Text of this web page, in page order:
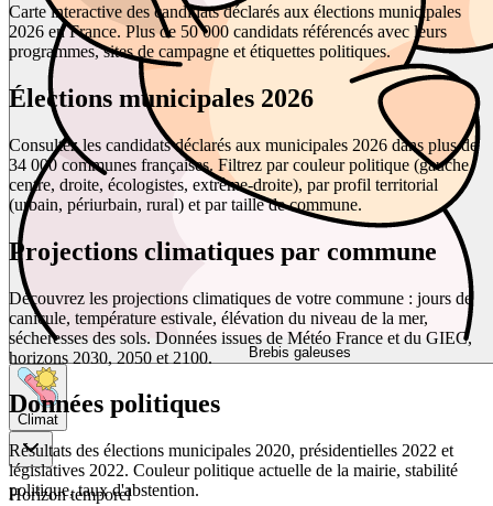
Brebis galeuses
Climat
Horizon temporel
Carte interactive des candidats déclarés aux élections municipales
2026 en France. Plus de 50 000 candidats référencés avec leurs
programmes, sites de campagne et étiquettes politiques.
Élections municipales 2026
Consultez les candidats déclarés aux municipales 2026 dans plus de
34 000 communes françaises. Filtrez par couleur politique (gauche,
centre, droite, écologistes, extrême-droite), par profil territorial
(urbain, périurbain, rural) et par taille de commune.
Projections climatiques par commune
Découvrez les projections climatiques de votre commune : jours de
canicule, température estivale, élévation du niveau de la mer,
sécheresses des sols. Données issues de Météo France et du GIEC,
horizons 2030, 2050 et 2100.
Données politiques
Résultats des élections municipales 2020, présidentielles 2022 et
législatives 2022. Couleur politique actuelle de la mairie, stabilité
politique, taux d'abstention.